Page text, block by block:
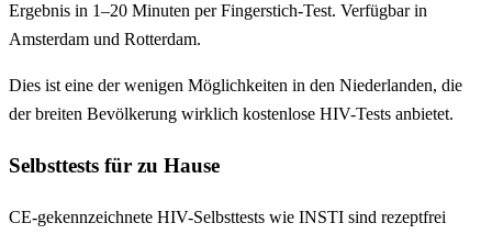
Ergebnis in 1–20 Minuten per Fingerstich-Test. Verfügbar in
Amsterdam und Rotterdam.
Dies ist eine der wenigen Möglichkeiten in den Niederlanden, die
der breiten Bevölkerung wirklich kostenlose HIV-Tests anbietet.
Selbsttests für zu Hause
CE-gekennzeichnete HIV-Selbsttests wie INSTI sind rezeptfrei